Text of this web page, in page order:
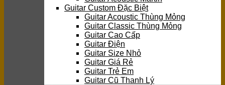
Guitar Custom Đặc Biệt
Guitar Acoustic Thùng Mỏng
Guitar Classic Thùng Mỏng
Guitar Cao Cấp
Guitar Điện
Guitar Size Nhỏ
Guitar Giá Rẻ
Guitar Trẻ Em
Guitar Cũ Thanh Lý